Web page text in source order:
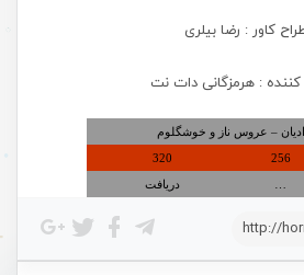
کاور : رضا بیلری
: هرمزگانی دات نت
– عروس ناز و خوشگلوم
256
320
دریافت
http://